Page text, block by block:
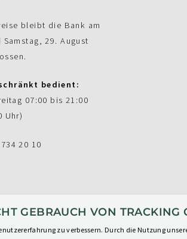
bleibt die Bank am
29. August
bedient:
07:00 bis 21:00
Uhr)
20 10
GEBRAUCH VON TRACKING
zu verbessern. Durch die Nutzung